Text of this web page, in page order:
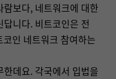
보다, 네트워크에 대한
니다. 비트코인은 전
인 네트워크 참여하는
한데요. 각국에서 입법을